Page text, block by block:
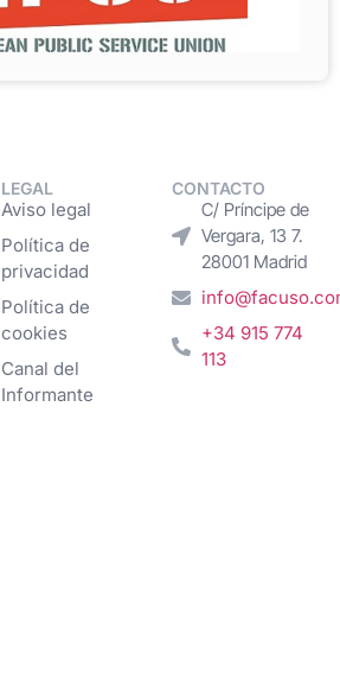
LEGAL
Aviso legal
Política de
privacidad
Política de
cookies
Canal del
Informante
CONTACTO
C/ Príncipe de
Vergara, 13 7.
28001 Madrid
+34 915 774
113